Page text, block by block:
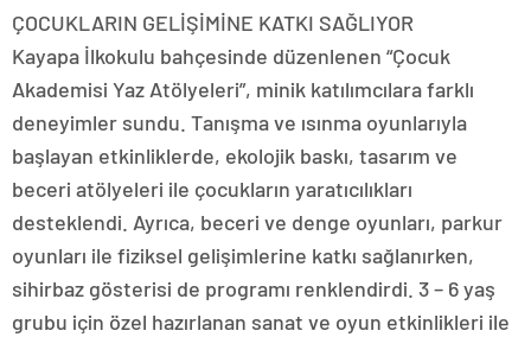
ÇOCUKLARIN GELİŞİMİNE KATKI SAĞLIYOR
Kayapa İlkokulu bahçesinde düzenlenen “Çocuk
Akademisi Yaz Atölyeleri”, minik katılımcılara farklı
deneyimler sundu. Tanışma ve ısınma oyunlarıyla
başlayan etkinliklerde, ekolojik baskı, tasarım ve
beceri atölyeleri ile çocukların yaratıcılıkları
desteklendi. Ayrıca, beceri ve denge oyunları, parkur
oyunları ile fiziksel gelişimlerine katkı sağlanırken,
sihirbaz gösterisi de programı renklendirdi. 3 – 6 yaş
grubu için özel hazırlanan sanat ve oyun etkinlikleri ile